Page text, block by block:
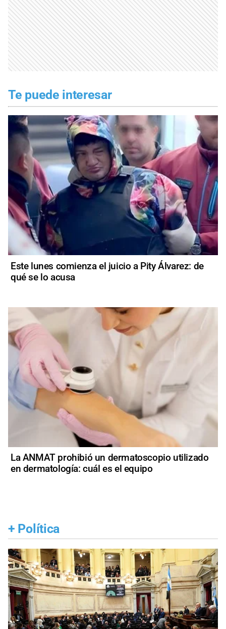
Te puede interesar
Este lunes comienza el juicio a Pity Álvarez: de
qué se lo acusa
La ANMAT prohibió un dermatoscopio utilizado
en dermatología: cuál es el equipo
+ Política